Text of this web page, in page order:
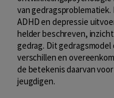
van
ADHD en depressie
helder beschreven,
gedrag. Dit
verschillen en
de betekenis daarvan
jeugdigen.